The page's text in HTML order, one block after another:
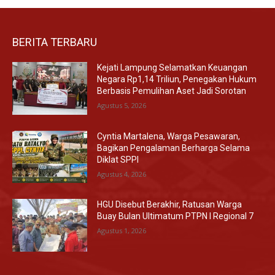
BERITA TERBARU
Kejati Lampung Selamatkan Keuangan
Negara Rp1,14 Triliun, Penegakan Hukum
Berbasis Pemulihan Aset Jadi Sorotan
Agustus 5, 2026
Cyntia Martalena, Warga Pesawaran,
Bagikan Pengalaman Berharga Selama
Diklat SPPI
Agustus 4, 2026
HGU Disebut Berakhir, Ratusan Warga
Buay Bulan Ultimatum PTPN I Regional 7
Agustus 1, 2026